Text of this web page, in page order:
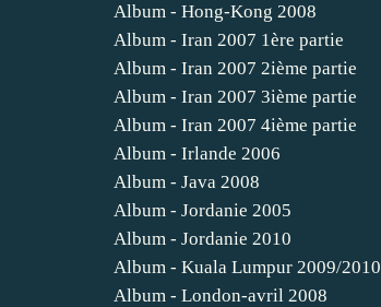
Album - Hong-Kong 2008
Album - Iran 2007 1ère partie
Album - Iran 2007 2ième partie
Album - Iran 2007 3ième partie
Album - Iran 2007 4ième partie
Album - Irlande 2006
Album - Java 2008
Album - Jordanie 2005
Album - Jordanie 2010
Album - Kuala Lumpur 2009/2010
Album - London-avril 2008